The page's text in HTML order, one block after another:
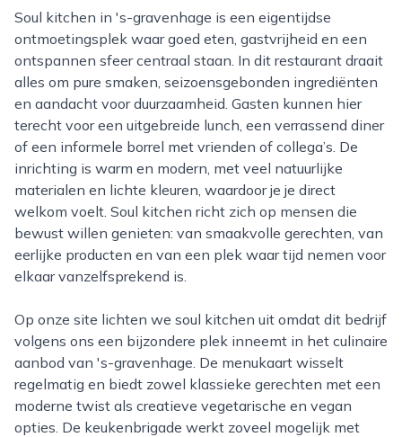
Soul kitchen in 's-gravenhage is een eigentijdse
ontmoetingsplek waar goed eten, gastvrijheid en een
ontspannen sfeer centraal staan. In dit restaurant draait
alles om pure smaken, seizoensgebonden ingrediënten
en aandacht voor duurzaamheid. Gasten kunnen hier
terecht voor een uitgebreide lunch, een verrassend diner
of een informele borrel met vrienden of collega’s. De
inrichting is warm en modern, met veel natuurlijke
materialen en lichte kleuren, waardoor je je direct
welkom voelt. Soul kitchen richt zich op mensen die
bewust willen genieten: van smaakvolle gerechten, van
eerlijke producten en van een plek waar tijd nemen voor
elkaar vanzelfsprekend is.
Op onze site lichten we soul kitchen uit omdat dit bedrijf
volgens ons een bijzondere plek inneemt in het culinaire
aanbod van 's-gravenhage. De menukaart wisselt
regelmatig en biedt zowel klassieke gerechten met een
moderne twist als creatieve vegetarische en vegan
opties. De keukenbrigade werkt zoveel mogelijk met